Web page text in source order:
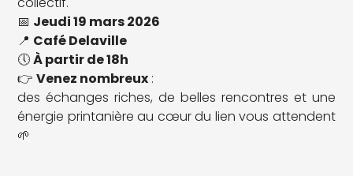
📅 Jeudi 19 mars 2026
📍 Café Delaville
🕔À partir de 18h
👉Venez nombreux :
des échanges riches, de belles rencontres et une
énergie printanière au cœur du lien vous attendent
🌱